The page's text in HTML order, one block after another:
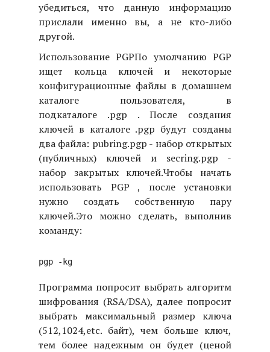
убедиться, что данную информацию
прислали именно вы, а не кто-либо
другой.
Использование PGPПо умолчанию PGP
ищет кольца ключей и некоторые
конфигурационные файлы в домашнем
каталоге пользователя, в
подкаталоге .pgp . После создания
ключей в каталоге .pgp будут созданы
два файла: pubring.pgp - набор открытых
(публичных) ключей и secring.pgp -
набор закрытых ключей.Чтобы начать
использовать PGP , после установки
нужно создать собственную пару
ключей.Это можно сделать, выполнив
команду:
pgp -kg
Программа попросит выбрать алгоритм
шифрования (RSA/DSA), далее попросит
выбрать максимальный размер ключа
(512,1024,etc. байт), чем больше ключ,
тем более надежным он будет (ценой